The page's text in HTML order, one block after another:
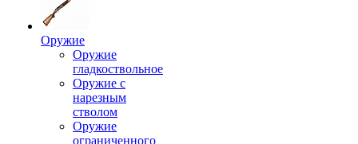
Оружие
Оружие
гладкоствольное
Оружие с
нарезным
стволом
Оружие
ограниченного